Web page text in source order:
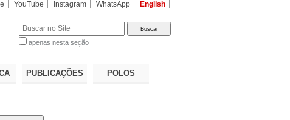
YouTube Instagram WhatsApp English
apenas nesta seção
PUBLICAÇÕES POLOS